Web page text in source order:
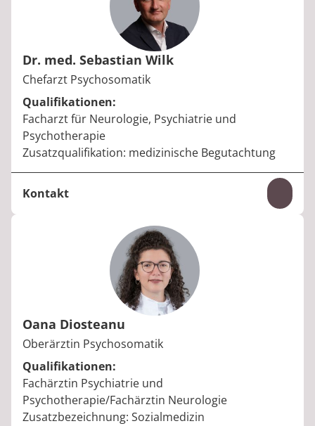
Dr. med. Sebastian Wilk
Berufstitel:
Chefarzt Psychosomatik
Qualifikationen:
Facharzt für Neurologie, Psychiatrie und
Psychotherapie
Zusatzqualifikation: medizinische Begutachtung
Kontakt
sebastian.wilk@median-kliniken.de
Oana Diosteanu
Berufstitel:
Oberärztin Psychosomatik
Qualifikationen:
Fachärztin Psychiatrie und
Psychotherapie/Fachärztin Neurologie
Zusatzbezeichnung: Sozialmedizin